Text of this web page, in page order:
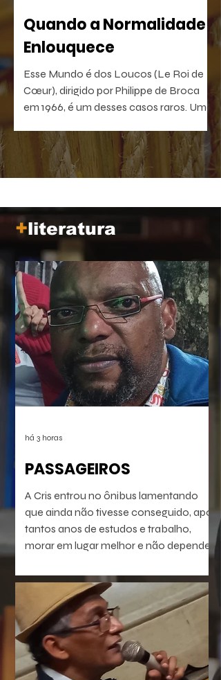
Quando a Normalidade
Enlouquece
Esse Mundo é dos Loucos (Le Roi de
Cœur), dirigido por Philippe de Broca
em 1966, é um desses casos raros. Uma
devastadora no que sugere. Um filme
que, quanto mais distante fica no
tempo, mais próximo parece de nós.
+literatura
PASSAGEIROS
A Cris entrou no ônibus lamentando
que ainda não tivesse conseguido, após
tantos anos de estudos e trabalho,
morar em lugar melhor e não depender
de Janeiro profundo. Mas vinha se
preparando pra isso. Seu dia ia chegar.
há 3 horas